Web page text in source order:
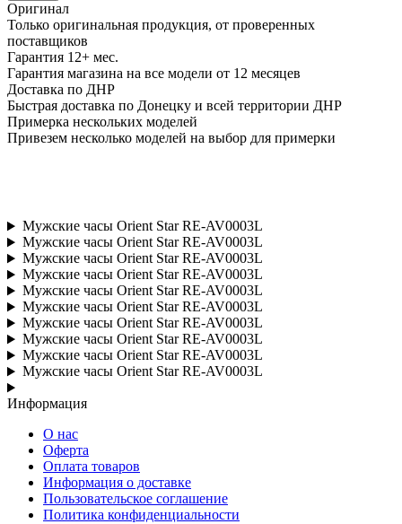
Оригинал
Только оригинальная продукция, от проверенных
поставщиков
Гарантия 12+ мес.
Гарантия магазина на все модели от 12 месяцев
Доставка по ДНР
Быстрая доставка по Донецку и всей территории ДНР
Примерка нескольких моделей
Привезем несколько моделей на выбор для примерки
Мужские часы Orient Star RE-AV0003L
Мужские часы Orient Star RE-AV0003L
Мужские часы Orient Star RE-AV0003L
Мужские часы Orient Star RE-AV0003L
Мужские часы Orient Star RE-AV0003L
Мужские часы Orient Star RE-AV0003L
Мужские часы Orient Star RE-AV0003L
Мужские часы Orient Star RE-AV0003L
Мужские часы Orient Star RE-AV0003L
Мужские часы Orient Star RE-AV0003L
Информация
О нас
Оферта
Оплата товаров
Информация о доставке
Пользовательское соглашение
Политика конфиденциальности